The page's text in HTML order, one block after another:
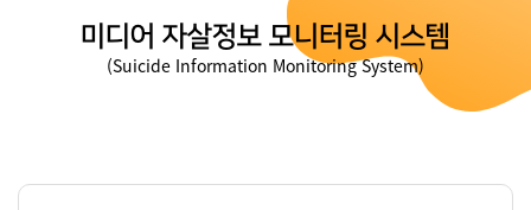
미디어 자살정보 모니터링 시스템
(Suicide Information Monitoring System)